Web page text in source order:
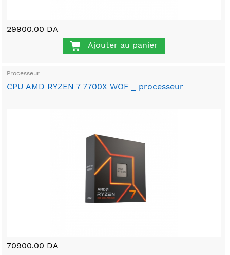
29900.00 DA
Ajouter au panier
Processeur
CPU AMD RYZEN 7 7700X WOF _ processeur
70900.00 DA